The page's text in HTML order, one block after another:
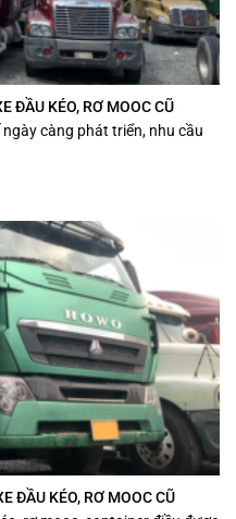
ĐẦU KÉO, RƠ MOOC CŨ
càng phát triển, nhu cầu
ĐẦU KÉO, RƠ MOOC CŨ